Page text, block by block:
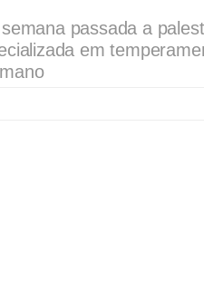
passada a
em